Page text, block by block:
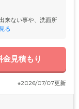
来ない事や、洗面所
る
金見積もり
※2026/07/07更新